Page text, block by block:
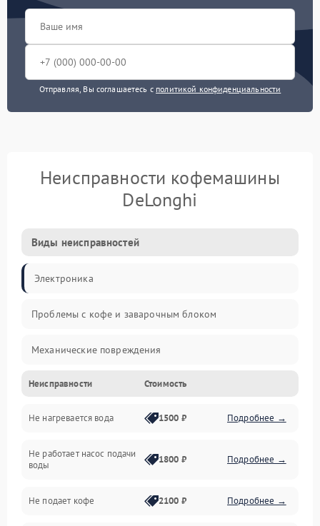
Отправляя, Вы соглашаетесь с политикой конфиденциальности
Неисправности кофемашины
DeLonghi
Виды неисправностей
Электроника
Проблемы с кофе и заварочным блоком
Механические повреждения
Прочие неисправности
Включение и работа
Проблемы с водой
Проблемы с капучинатором и паром
Неисправности Стоимость
Не нагревается вода 1500 ₽ Подробнее →
Не работает насос подачи
воды
1800 ₽ Подробнее →
Не подает кофе 2100 ₽ Подробнее →